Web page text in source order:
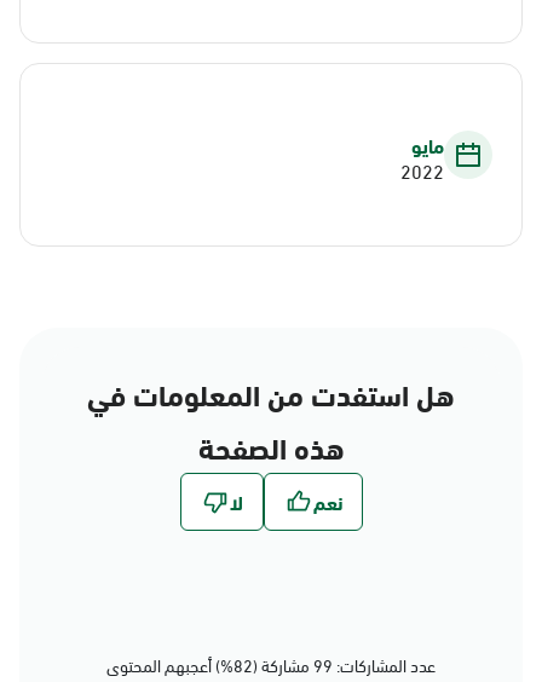
مايو
2022
هل استفدت من المعلومات في
هذه الصفحة
عدد المشاركات: 99 مشاركة (82%) أعجبهم المحتوى